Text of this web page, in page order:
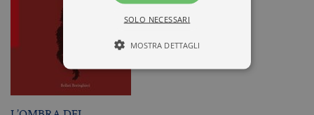
SOLO NECESSARI
MOSTRA DETTAGLI
Tecnici ed equiparati